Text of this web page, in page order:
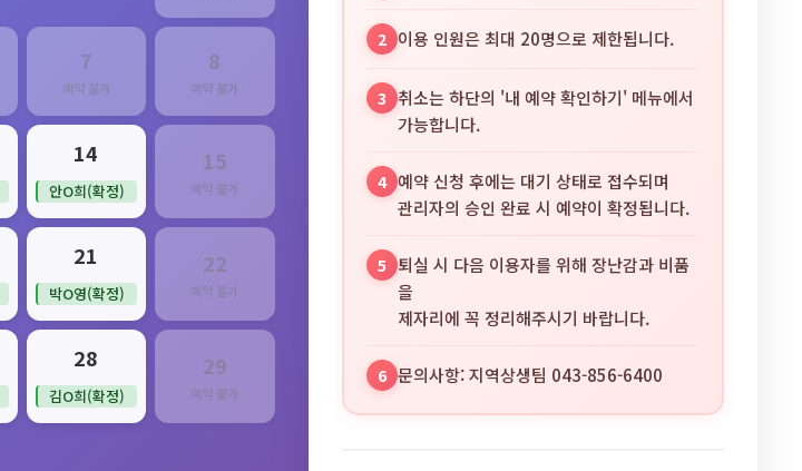
7
예약 불가
8
예약 불가
14
안O희(확정)
15
예약 불가
21
박O영(확정)
22
예약 불가
28
김O희(확정)
29
예약 불가
2 이용 인원은 최대 20명으로 제한됩니다.
3 취소는 하단의 '내 예약 확인하기' 메뉴에서
가능합니다.
4 예약 신청 후에는 대기 상태로 접수되며
관리자의 승인 완료 시 예약이 확정됩니다.
5 퇴실 시 다음 이용자를 위해 장난감과 비품
을
제자리에 꼭 정리해주시기 바랍니다.
6 문의사항: 지역상생팀 043-856-6400